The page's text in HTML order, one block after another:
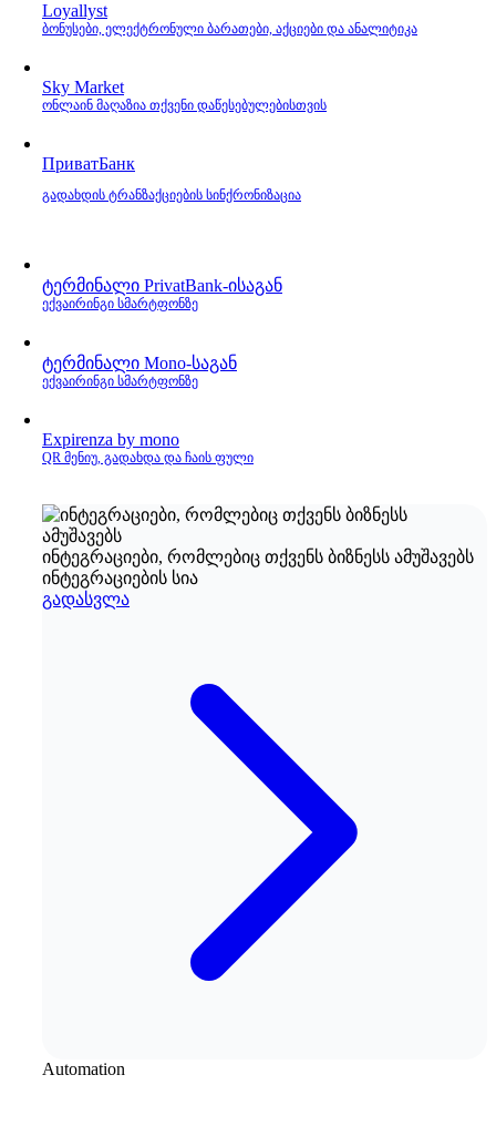
Loyallyst
ბონუსები, ელექტრონული ბარათები, აქციები და ანალიტიკა
Sky Market
ონლაინ მაღაზია თქვენი დაწესებულებისთვის
ПриватБанк
გადახდის ტრანზაქციების სინქრონიზაცია
ტერმინალი PrivatBank‑ისაგან
ექვაირინგი სმარტფონზე
ტერმინალი Mono‑საგან
ექვაირინგი სმარტფონზე
Expirenza by mono
QR მენიუ, გადახდა და ჩაის ფული
ინტეგრაციები, რომლებიც თქვენს ბიზნესს ამუშავებს
ინტეგრაციების სია
გადასვლა
Automation